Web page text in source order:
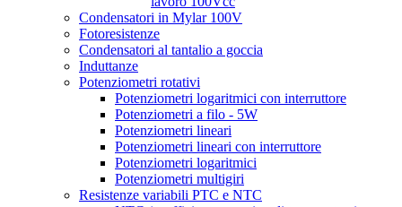
Condensatori in Mylar 100V
Fotoresistenze
Condensatori al tantalio a goccia
Induttanze
Potenziometri rotativi
Potenziometri logaritmici con interruttore
Potenziometri a filo - 5W
Potenziometri lineari
Potenziometri lineari con interruttore
Potenziometri logaritmici
Potenziometri multigiri
Resistenze variabili PTC e NTC